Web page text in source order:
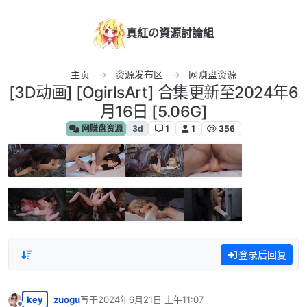
真紅の資源討論組
主页 资源发布区 网赚盘资源
[3D动画] [OgirlsArt] 合集更新至2024年6
月16日 [5.06G]
网赚盘资源 3d 1 1 356
登录后回复
key zuogu写于2024年6月21日 上午11:07